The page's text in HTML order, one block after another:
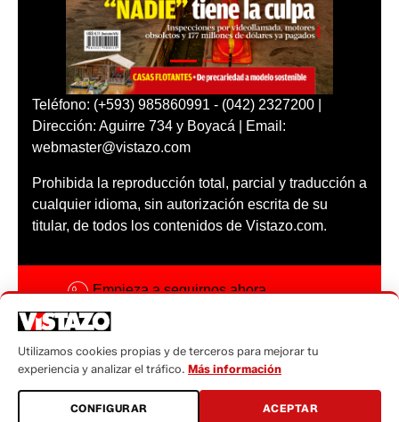
Teléfono: (+593) 985860991 - (042) 2327200 |
Dirección: Aguirre 734 y Boyacá | Email:
webmaster@vistazo.com
Prohibida la reproducción total, parcial y traducción a
cualquier idioma, sin autorización escrita de su
titular, de todos los contenidos de Vistazo.com.
Empieza a seguirnos ahora
Código ética
Sugerencias a:
sugerencias@vistazo.com
Utilizamos cookies propias y de terceros para mejorar tu
experiencia y analizar el tráfico. Más información
CONFIGURAR ACEPTAR